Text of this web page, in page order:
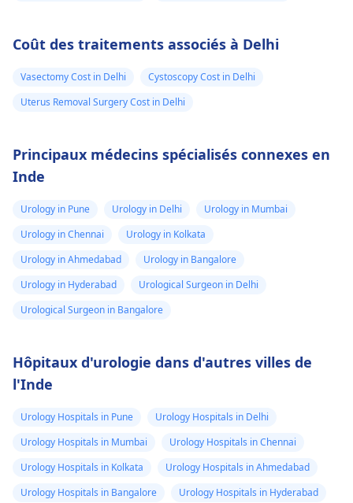
serait donc bien que
unurologuequi vous
donnera le bon
nécessaire car
n’est pas clair et
d’infection
l’enfant. S'il vous
clairement. S’il n’y a
symptômes, ne vous
médecins.
Coût des traitements associés à Delhi
Vasectomy Cost in Delhi
Cystoscopy Cost in Delhi
Uterus Removal Surgery Cost in Delhi
Principaux médecins spécialisés connexes en
Inde
Urology in Pune Urology in Delhi
Urology in Mumbai
Urology in Chennai
Urology in Kolkata
Urology in Ahmedabad
Urology in Bangalore
Urology in Hyderabad
Urological Surgeon in Delhi
Urological Surgeon in Bangalore
Hôpitaux d'urologie dans d'autres villes de
l'Inde
Urology Hospitals in Pune
Urology Hospitals in Delhi
Urology Hospitals in Mumbai
Urology Hospitals in Chennai
Urology Hospitals in Kolkata
Urology Hospitals in Ahmedabad
Urology Hospitals in Bangalore
Urology Hospitals in Hyderabad